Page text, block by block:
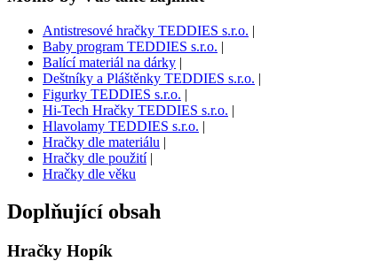
Antistresové hračky TEDDIES s.r.o. |
Baby program TEDDIES s.r.o. |
Balící materiál na dárky |
Deštníky a Pláštěnky TEDDIES s.r.o. |
Figurky TEDDIES s.r.o. |
Hi-Tech Hračky TEDDIES s.r.o. |
Hlavolamy TEDDIES s.r.o. |
Hračky dle materiálu |
Hračky dle použití|
Hračky dle věku
Doplňující obsah
Hračky Hopík